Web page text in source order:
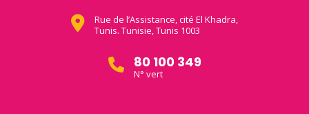
Rue de l’Assistance, cité El Khadra,
Tunis. Tunisie, Tunis 1003
80 100 349
N° vert